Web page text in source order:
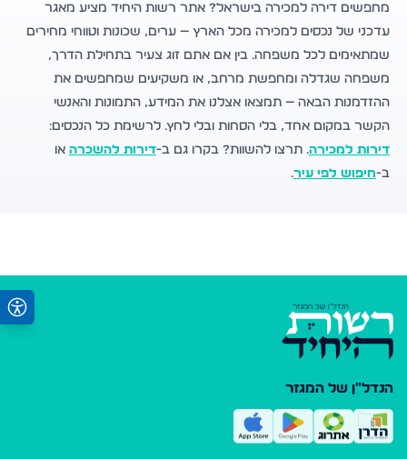
מחפשים דירה למכירה בישראל? אתר רשות היחיד מציע מאגר
עדכני של נכסים למכירה מכל הארץ — ערים, שכונות וטווחי מחירים
שמתאימים לכל משפחה. בין אם אתם זוג צעיר בתחילת הדרך,
משפחה שגדלה ומחפשת מרחב, או משקיעים שמחפשים את
ההזדמנות הבאה — תמצאו אצלנו את המידע, התמונות והאנשי
הקשר במקום אחד, בלי הסחות ובלי לחץ. לרשימת כל הנכסים:
דירות למכירה. תרצו להשוות? בקרו גם ב-דירות להשכרה או
ב-חיפוש לפי עיר.
הנדל"ן של המגזר